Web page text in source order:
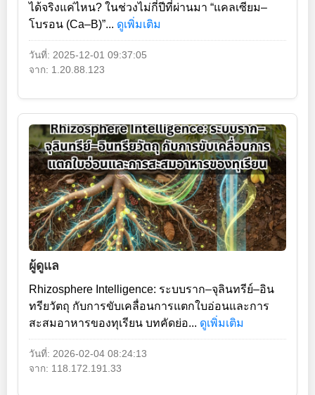
ได้จริงแค่ไหน? ในช่วงไม่กี่ปีที่ผ่านมา “แคลเซียม–
โบรอน (Ca–B)”... ดูเพิ่มเติม
วันที่: 2025-12-01 09:37:05
จาก: 1.20.88.123
ผู้ดูแล
Rhizosphere Intelligence: ระบบราก–จุลินทรีย์–อิน
ทรียวัตถุ กับการขับเคลื่อนการแตกใบอ่อนและการ
สะสมอาหารของทุเรียน บทคัดย่อ... ดูเพิ่มเติม
วันที่: 2026-02-04 08:24:13
จาก: 118.172.191.33